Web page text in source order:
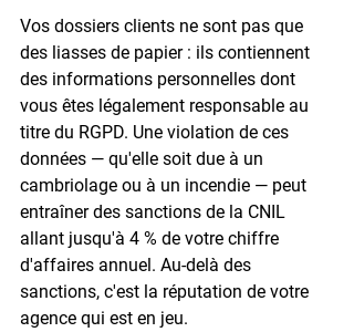
Vos dossiers clients ne sont pas que
des liasses de papier : ils contiennent
des informations personnelles dont
vous êtes légalement responsable au
titre du RGPD. Une violation de ces
données — qu'elle soit due à un
cambriolage ou à un incendie — peut
entraîner des sanctions de la CNIL
allant jusqu'à 4 % de votre chiffre
d'affaires annuel. Au-delà des
sanctions, c'est la réputation de votre
agence qui est en jeu.